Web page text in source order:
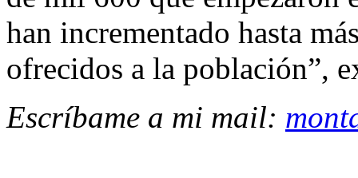
han incrementado hasta
ofrecidos a la población”,
Escríbame a mi mail: